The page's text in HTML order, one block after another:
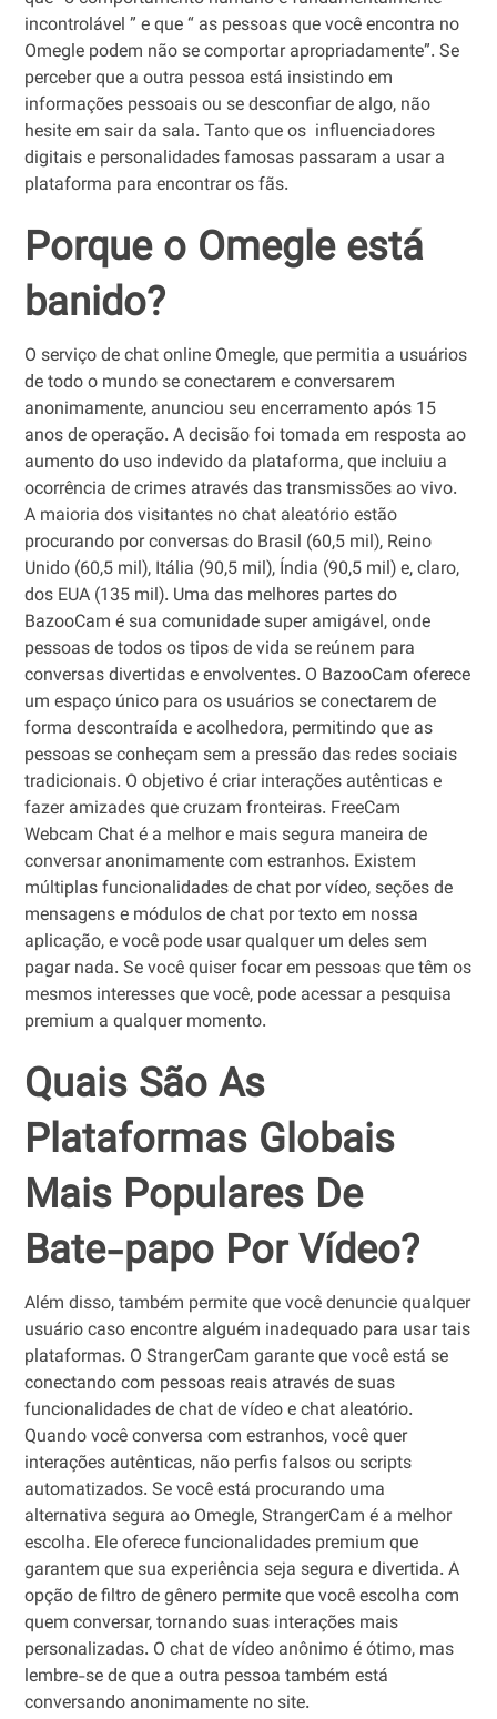
incontrolável ” e que “ as pessoas que você encontra no
Omegle podem não se comportar apropriadamente”. Se
perceber que a outra pessoa está insistindo em
informações pessoais ou se desconfiar de algo, não
hesite em sair da sala. Tanto que os influenciadores
digitais e personalidades famosas passaram a usar a
plataforma para encontrar os fãs.
Porque o Omegle está
banido?
O serviço de chat online Omegle, que permitia a usuários
de todo o mundo se conectarem e conversarem
anonimamente, anunciou seu encerramento após 15
anos de operação. A decisão foi tomada em resposta ao
aumento do uso indevido da plataforma, que incluiu a
ocorrência de crimes através das transmissões ao vivo.
A maioria dos visitantes no chat aleatório estão
procurando por conversas do Brasil (60,5 mil), Reino
Unido (60,5 mil), Itália (90,5 mil), Índia (90,5 mil) e, claro,
dos EUA (135 mil). Uma das melhores partes do
BazooCam é sua comunidade super amigável, onde
pessoas de todos os tipos de vida se reúnem para
conversas divertidas e envolventes. O BazooCam oferece
um espaço único para os usuários se conectarem de
forma descontraída e acolhedora, permitindo que as
pessoas se conheçam sem a pressão das redes sociais
tradicionais. O objetivo é criar interações autênticas e
fazer amizades que cruzam fronteiras. FreeCam
Webcam Chat é a melhor e mais segura maneira de
conversar anonimamente com estranhos. Existem
múltiplas funcionalidades de chat por vídeo, seções de
mensagens e módulos de chat por texto em nossa
aplicação, e você pode usar qualquer um deles sem
pagar nada. Se você quiser focar em pessoas que têm os
mesmos interesses que você, pode acessar a pesquisa
premium a qualquer momento.
Quais São As
Plataformas Globais
Mais Populares De
Bate-papo Por Vídeo?
Além disso, também permite que você denuncie qualquer
usuário caso encontre alguém inadequado para usar tais
plataformas. O StrangerCam garante que você está se
conectando com pessoas reais através de suas
funcionalidades de chat de vídeo e chat aleatório.
Quando você conversa com estranhos, você quer
interações autênticas, não perfis falsos ou scripts
automatizados. Se você está procurando uma
alternativa segura ao Omegle, StrangerCam é a melhor
escolha. Ele oferece funcionalidades premium que
garantem que sua experiência seja segura e divertida. A
opção de filtro de gênero permite que você escolha com
quem conversar, tornando suas interações mais
personalizadas. O chat de vídeo anônimo é ótimo, mas
lembre-se de que a outra pessoa também está
conversando anonimamente no site.